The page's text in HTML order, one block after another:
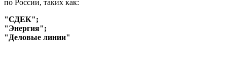
по России, таких как:
"СДЕК";
"Энергия";
"Деловые линии"